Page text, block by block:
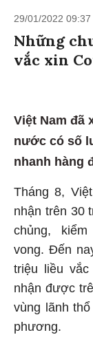
29/01/2022 09:37
Những
vắc xin
Việt Nam đã
nước có số
nhanh hàng
Tháng 8,
nhận trên 30
chủng,
vong. Đến
triệu liều
nhận được
vùng lãnh
phương.